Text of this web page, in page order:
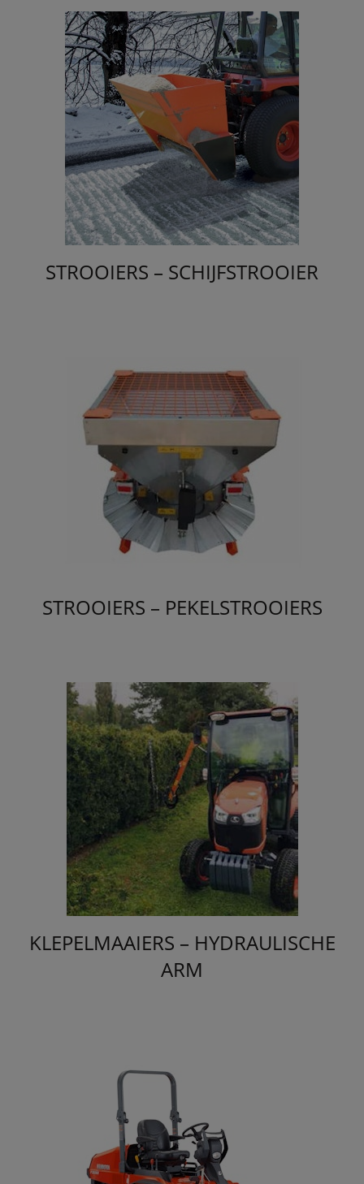
STROOIERS – SCHIJFSTROOIER
STROOIERS – PEKELSTROOIERS
KLEPELMAAIERS – HYDRAULISCHE
ARM